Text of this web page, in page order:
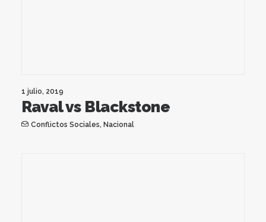
1 julio, 2019
Raval vs Blackstone
Conflictos Sociales, Nacional